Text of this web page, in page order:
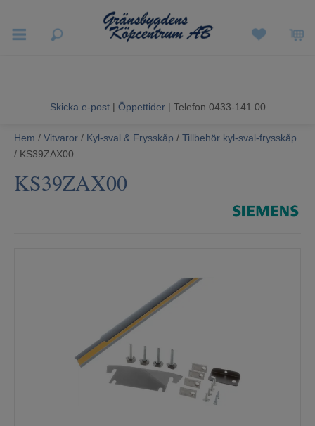
Sommarrea
Vitvaror
Skicka e-post | Öppettider| Telefon 0433-141 00
Hem / Vitvaror / Kyl-sval & Frysskåp / Tillbehör kyl-sval-frysskåp
/ KS39ZAX00
KS39ZAX00